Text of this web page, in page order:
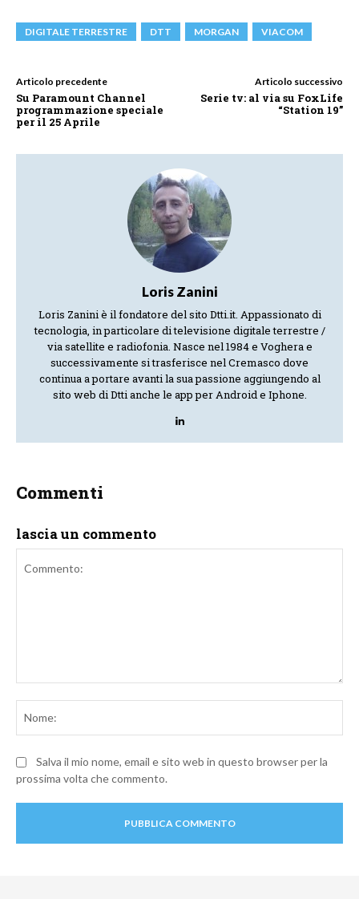
DIGITALE TERRESTRE DTT MORGAN VIACOM
Articolo precedente
Su Paramount Channel
programmazione speciale
per il 25 Aprile
Articolo successivo
Serie tv: al via su FoxLife
“Station 19”
Loris Zanini
Loris Zanini è il fondatore del sito Dtti.it. Appassionato di
tecnologia, in particolare di televisione digitale terrestre /
via satellite e radiofonia. Nasce nel 1984 e Voghera e
successivamente si trasferisce nel Cremasco dove
continua a portare avanti la sua passione aggiungendo al
sito web di Dtti anche le app per Android e Iphone.
Commenti
lascia un commento
Salva il mio nome, email e sito web in questo browser per la
prossima volta che commento.